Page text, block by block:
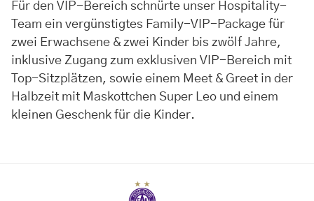
Für den VIP-Bereich schnürte unser Hospitality-
Team ein vergünstigtes Family-VIP-Package für
zwei Erwachsene & zwei Kinder bis zwölf Jahre,
inklusive Zugang zum exklusiven VIP-Bereich mit
Top-Sitzplätzen, sowie einem Meet & Greet in der
Halbzeit mit Maskottchen Super Leo und einem
kleinen Geschenk für die Kinder.